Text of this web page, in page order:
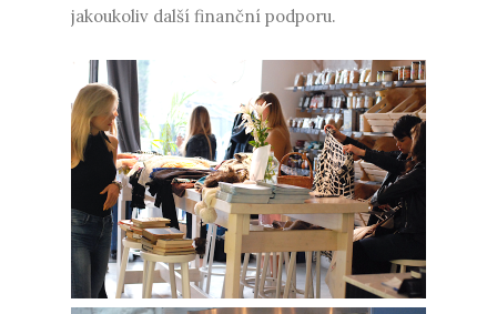
jakoukoliv další finanční podporu.